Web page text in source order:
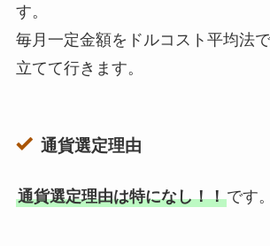
す。
毎月一定金額をドルコスト平均法
立てて行きます。
通貨選定理由
通貨選定理由は特になし！！です